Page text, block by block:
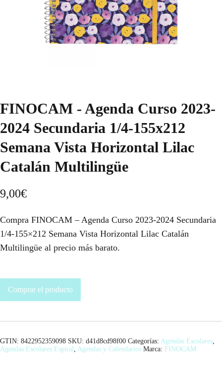
FINOCAM - Agenda Curso 2023-
2024 Secundaria 1/4-155x212
Semana Vista Horizontal Lilac
Catalán Multilingüe
9,00€
Compra FINOCAM – Agenda Curso 2023-2024 Secundaria
1/4-155×212 Semana Vista Horizontal Lilac Catalán
Multilingüe al precio más barato.
Comprar el producto
GTIN: 8422952359098 SKU: d41d8cd98f00 Categorías: Agendas Escolares,
Agendas Escolares Espiral , Agendas y Calendarios Marca: FINOCAM